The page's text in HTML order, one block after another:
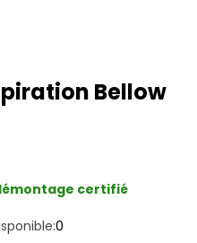
Bellow
certifié
0